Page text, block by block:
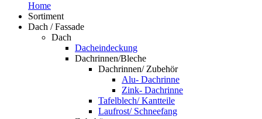
Home
Sortiment
Dach / Fassade
Dach
Dacheindeckung
Dachrinnen/Bleche
Dachrinnen/ Zubehör
Alu- Dachrinne
Zink- Dachrinne
Tafelblech/ Kantteile
Laufrost/ Schneefang